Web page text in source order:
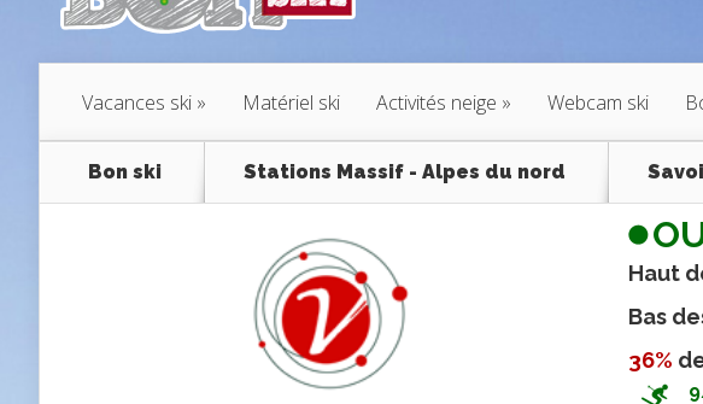
Vacances ski Matériel ski Activités neige Webcam ski
Bon ski Stations Massif - Alpes du nord
Haut
Bas
36%